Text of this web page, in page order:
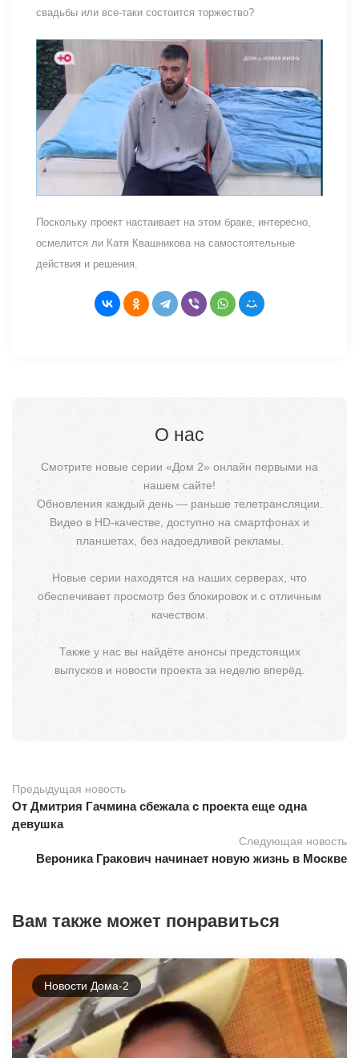
свадьбы или все-таки состоится торжество?
Поскольку проект настаивает на этом браке, интересно,
осмелится ли Катя Квашникова на самостоятельные
действия и решения.
О нас
Смотрите новые серии «Дом 2» онлайн первыми на
нашем сайте!
Обновления каждый день — раньше телетрансляции.
Видео в HD-качестве, доступно на смартфонах и
планшетах, без надоедливой рекламы.
Новые серии находятся на наших серверах, что
обеспечивает просмотр без блокировок и с отличным
качеством.
Также у нас вы найдёте анонсы предстоящих
выпусков и новости проекта за неделю вперёд.
Предыдущая новость
От Дмитрия Гачмина сбежала с проекта еще одна
девушка
Следующая новость
Вероника Гракович начинает новую жизнь в Москве
Вам также может понравиться
Новости Дома-2